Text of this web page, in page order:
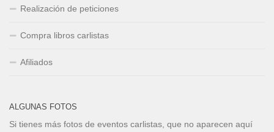
Realización de peticiones
Compra libros carlistas
Afiliados
ALGUNAS FOTOS
Si tienes más fotos de eventos carlistas, que no aparecen aquí